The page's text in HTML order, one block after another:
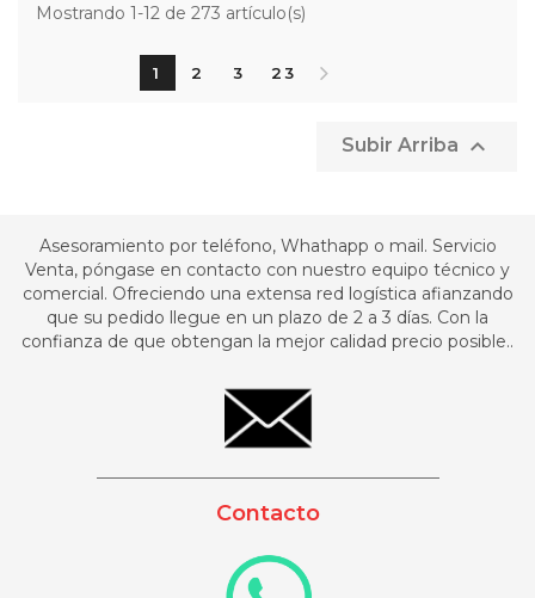
Mostrando 1-12 de 273 artículo(s)
1 2 3 23
Subir Arriba 
Asesoramiento por teléfono, Whathapp o mail. Servicio
Venta, póngase en contacto con nuestro equipo técnico y
comercial. Ofreciendo una extensa red logística afianzando
que su pedido llegue en un plazo de 2 a 3 días. Con la
confianza de que obtengan la mejor calidad precio posible..
Contacto